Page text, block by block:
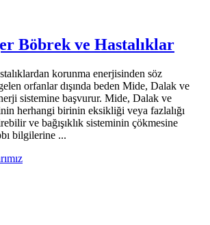
Böbrek ve Hastalıklar
korunma enerjisinden söz
orfanlar dışında beden Mide, Dalak ve
sistemine başvurur. Mide, Dalak ve
herhangi birinin eksikliği veya fazlalığı
ve bağışıklık sisteminin çökmesine
bilgilerine ...